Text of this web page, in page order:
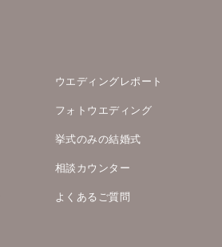
ウエディングレポート
フォトウエディング
挙式のみの結婚式
相談カウンター
よくあるご質問